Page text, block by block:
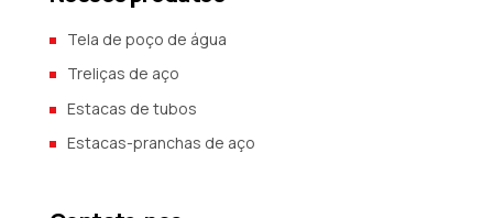
Tela de poço de água
Treliças de aço
Estacas de tubos
Estacas-pranchas de aço